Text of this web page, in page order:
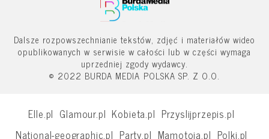
Dalsze rozpowszechnianie tekstów, zdjęć i materiałów wideo
opublikowanych w serwisie w całości lub w części wymaga
uprzedniej zgody wydawcy.
© 2022 BURDA MEDIA POLSKA SP. Z O.O.
Elle.pl Glamour.pl Kobieta.pl Przyslijprzepis.pl
National-geographic.pl Party.pl Mamotoja.pl Polki.pl